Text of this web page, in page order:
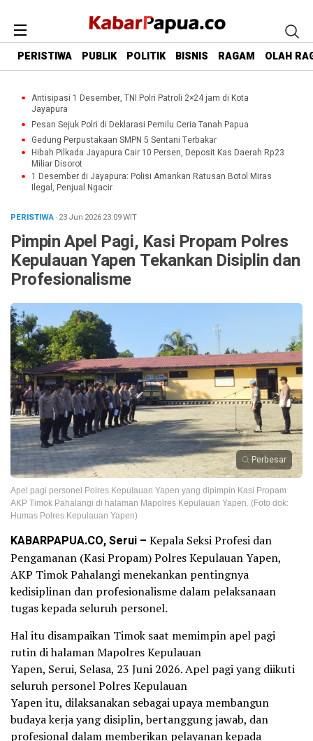
PERISTIWA PUBLIK POLITIK BISNIS RAGAM OLAH
Antisipasi 1 Desember, TNI Polri Patroli 2×24 jam di Kota
Jayapura
Pesan Sejuk Polri di Deklarasi Pemilu Ceria Tanah Papua
Gedung Perpustakaan SMPN 5 Sentani Terbakar
Hibah Pilkada Jayapura Cair 10 Persen, Deposit Kas Daerah Rp23
Miliar Disorot
1 Desember di Jayapura: Polisi Amankan Ratusan Botol Miras
Ilegal, Penjual Ngacir
PERISTIWA· 23 Jun 202623:09WIT
Pimpin Apel Pagi, Kasi Propam Polres
Kepulauan Yapen Tekankan Disiplin dan
Profesionalisme
Perbesar
Apel pagi personel Polres Kepulauan Yapen yang dipimpin Kasi Propam
AKP Timok Pahalangi di halaman Mapolres Kepulauan Yapen. (Foto dok:
Humas Polres Kepulauan Yapen)
KABARPAPUA.CO, Serui – Kepala Seksi Profesi dan
Pengamanan (Kasi Propam) Polres Kepulauan Yapen,
AKP Timok Pahalangi menekankan pentingnya
kedisiplinan dan profesionalisme dalam pelaksanaan
tugas kepada seluruh personel.
Hal itu disampaikan Timok saat memimpin apel pagi
rutin di halaman Mapolres Kepulauan
Yapen, Serui, Selasa, 23 Juni 2026. Apel pagi yang diikuti
seluruh personel Polres Kepulauan
Yapen itu, dilaksanakan sebagai upaya membangun
budaya kerja yang disiplin, bertanggung jawab, dan
profesional dalam memberikan pelayanan kepada